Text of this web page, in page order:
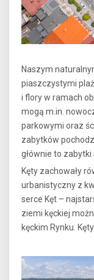
Naszym
piaszczystymi
i flory w ramach
mogą m.in.
parkowymi oraz
zabytków
głównie to zabytki
Kęty zachowały
urbanistyczny z
serce Kęt –
ziemi kęckiej
kęckim Rynku.